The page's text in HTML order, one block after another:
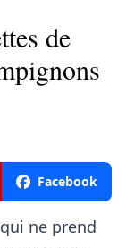
de
Facebook
ne prend